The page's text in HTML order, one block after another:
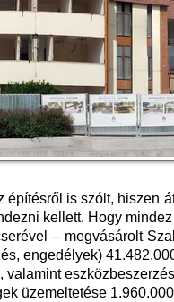
építésről is szólt, hiszen
kellett. Hogy
– megvásárolt
engedélyek)
valamint
üzemeltetése